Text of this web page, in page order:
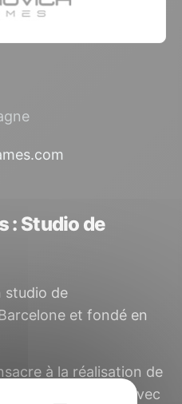
: Studio de
studio de
et fondé en
à la réalisation de
plates-formes, avec